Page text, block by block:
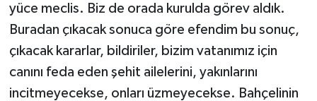
yüce meclis. Biz de orada kurulda görev aldık.
Buradan çıkacak sonuca göre efendim bu sonuç,
çıkacak kararlar, bildiriler, bizim vatanımız için
canını feda eden şehit ailelerini, yakınlarını
incitmeyecekse, onları üzmeyecekse. Bahçelinin